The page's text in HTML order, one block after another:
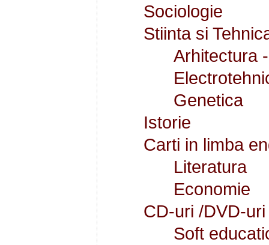
Sociologie
Stiinta si
Arhitectura
Genetica
Istorie
Carti in limba
Literatura
Economie
CD-uri /DVD-uri
Soft